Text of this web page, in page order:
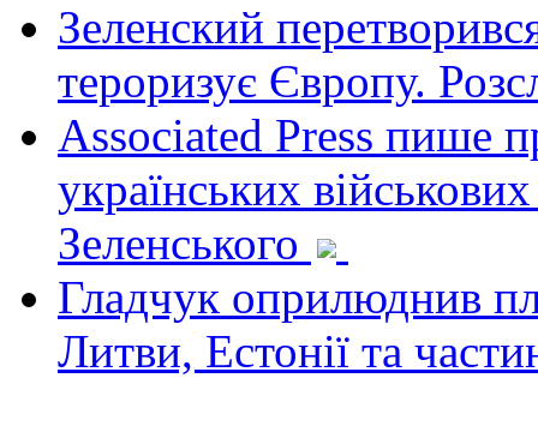
Зеленский
тероризує Європу.
Associated Press пише
українських
Зеленського
Гладчук оприлюднив
Литви, Естонії та